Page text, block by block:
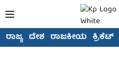
ರಾಜ್ಯ ದೇಶ ರಾಜಕೀಯ ಕ್ರಿಕೆಟ್